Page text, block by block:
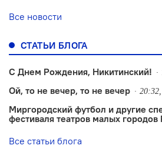
Все новости
СТАТЬИ БЛОГА
С Днем Рождения, Никитинский!
Ой, то не вечер, то не вечер
Миргородский футбол и другие
фестиваля театров малых городов
Все статьи блога